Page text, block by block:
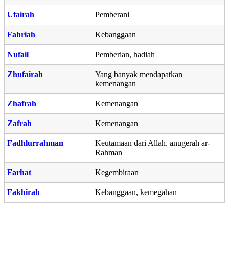
Ufairah Pemberani
Fahriah Kebanggaan
Nufail Pemberian, hadiah
Zhufairah
Yang banyak mendapatkan
kemenangan
Zhafrah Kemenangan
Zafrah Kemenangan
Fadhlurrahman
Keutamaan dari Allah, anugerah ar-
Rahman
Farhat Kegembiraan
Fakhirah Kebanggaan, kemegahan